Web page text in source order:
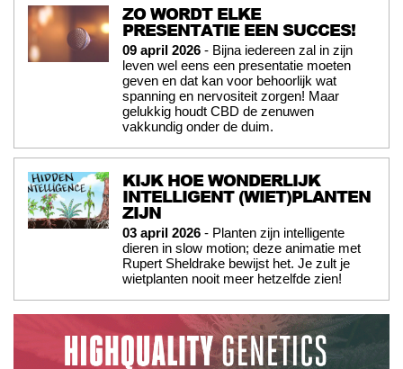
ZO WORDT ELKE
PRESENTATIE EEN SUCCES!
09 april 2026 - Bijna iedereen zal in zijn
leven wel eens een presentatie moeten
geven en dat kan voor behoorlijk wat
spanning en nervositeit zorgen! Maar
gelukkig houdt CBD de zenuwen
vakkundig onder de duim.
KIJK HOE WONDERLIJK
INTELLIGENT (WIET)PLANTEN
ZIJN
03 april 2026 - Planten zijn intelligente
dieren in slow motion; deze animatie met
Rupert Sheldrake bewijst het. Je zult je
wietplanten nooit meer hetzelfde zien!